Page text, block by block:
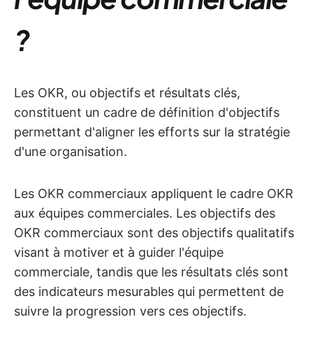
?
Les OKR, ou objectifs et résultats clés,
constituent un cadre de définition d'objectifs
permettant d'aligner les efforts sur la stratégie
d'une organisation.
Les OKR commerciaux appliquent le cadre OKR
aux équipes commerciales. Les objectifs des
OKR commerciaux sont des objectifs qualitatifs
visant à motiver et à guider l'équipe
commerciale, tandis que les résultats clés sont
des indicateurs mesurables qui permettent de
suivre la progression vers ces objectifs.